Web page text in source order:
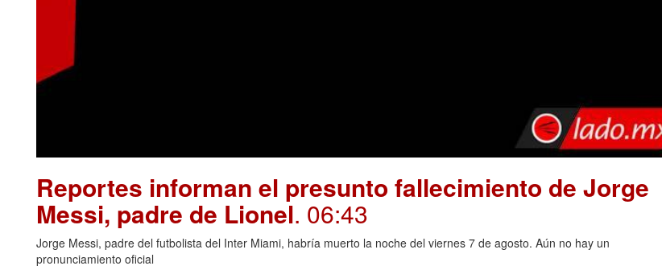
Reportes informan el presunto fallecimiento de Jorge
Messi, padre de Lionel. 06:43
Jorge Messi, padre del futbolista del Inter Miami, habría muerto la noche del viernes 7 de agosto. Aún no hay un
pronunciamiento oficial